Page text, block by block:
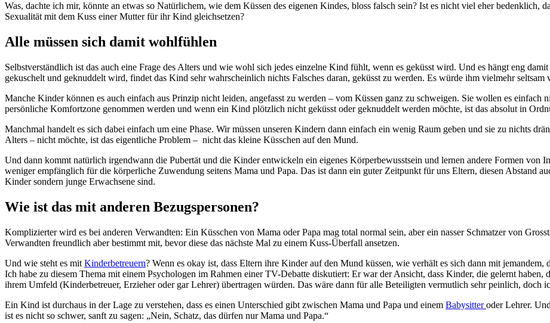
Was, dachte ich mir, könnte an etwas so Natürlichem, wie dem Küssen des eigenen Kindes, bloss falsch sein? Ist es nicht viel eher bedenklich,
Sexualität mit dem Kuss einer Mutter für ihr Kind gleichsetzen?
Alle müssen sich damit wohlfühlen
Selbstverständlich ist das auch eine Frage des Alters und wie wohl sich jedes einzelne Kind fühlt, wenn es geküsst wird. Und es hängt eng
gekuschelt und geknuddelt wird, findet das Kind sehr wahrscheinlich nichts Falsches daran, geküsst zu werden. Es würde ihm vielmehr
Manche Kinder können es auch einfach aus Prinzip nicht leiden, angefasst zu werden – vom Küssen ganz zu schweigen. Sie wollen es einfach
persönliche Komfortzone genommen werden und wenn ein Kind plötzlich nicht geküsst oder geknuddelt werden möchte, ist das absolut in
Manchmal handelt es sich dabei einfach um eine Phase. Wir müssen unseren Kindern dann einfach ein wenig Raum geben und sie zu nichts
Alters – nicht möchte, ist das eigentliche Problem – nicht das kleine Küsschen auf den Mund.
Und dann kommt natürlich irgendwann die Pubertät und die Kinder entwickeln ein eigenes Körperbewusstsein und lernen andere Formen von
weniger empfänglich für die körperliche Zuwendung seitens Mama und Papa. Das ist dann ein guter Zeitpunkt für uns Eltern, diesen Abstand
Kinder sondern junge Erwachsene sind.
Wie ist das mit anderen Bezugspersonen?
Komplizierter wird es bei anderen Verwandten: Ein Küsschen von Mama oder Papa mag total normal sein, aber ein nasser Schmatzer von
Verwandten freundlich aber bestimmt mit, bevor diese das nächste Mal zu einem Kuss-Überfall ansetzen.
Und wie steht es mit Kinderbetreuern? Wenn es okay ist, dass Eltern ihre Kinder auf den Mund küssen, wie verhält es sich dann mit
Ich habe zu diesem Thema mit einem Psychologen im Rahmen einer TV-Debatte diskutiert: Er war der Ansicht, dass Kinder, die gelernt
ihrem Umfeld (Kinderbetreuer, Erzieher oder gar Lehrer) übertragen würden. Das wäre dann für alle Beteiligten vermutlich sehr peinlich, doch
Ein Kind ist durchaus in der Lage zu verstehen, dass es einen Unterschied gibt zwischen Mama und Papa und einem Babysitteroder Lehrer.
ist es nicht so schwer, sanft zu sagen: „Nein, Schatz, das dürfen nur Mama und Papa.“